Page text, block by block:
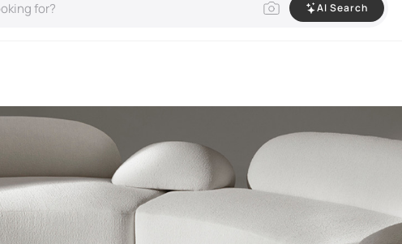
AI Search